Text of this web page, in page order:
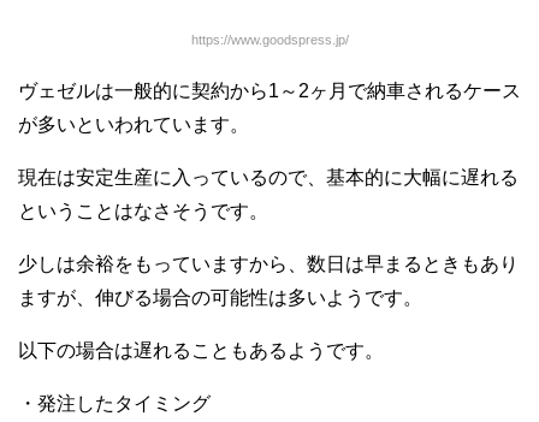
https://www.goodspress.jp/
ヴェゼルは一般的に契約から1～2ヶ月で納車されるケース
が多いといわれています。
現在は安定生産に入っているので、基本的に大幅に遅れる
ということはなさそうです。
少しは余裕をもっていますから、数日は早まるときもあり
ますが、伸びる場合の可能性は多いようです。
以下の場合は遅れることもあるようです。
・発注したタイミング